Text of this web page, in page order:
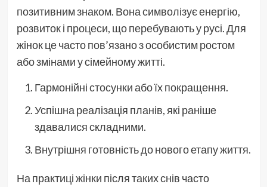
позитивним знаком. Вона символізує енергію,
розвиток і процеси, що перебувають у русі. Для
жінок це часто пов’язано з особистим ростом
або змінами у сімейному житті.
Гармонійні стосунки або їх покращення.
Успішна реалізація планів, які раніше
здавалися складними.
Внутрішня готовність до нового етапу життя.
На практиці жінки після таких снів часто